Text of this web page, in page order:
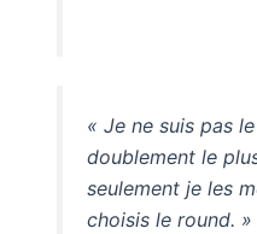
« Je ne suis pas
doublement le
seulement je les
choisis le round. »